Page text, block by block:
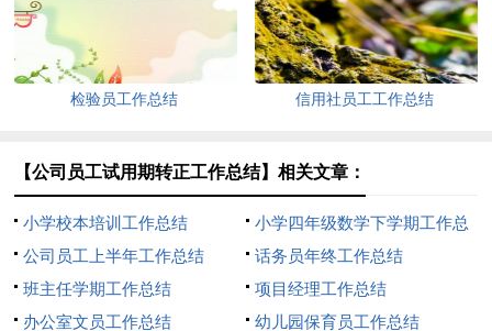
检验员工作总结 信用社员工工作总结
【公司员工试用期转正工作总结】相关文章：
小学校本培训工作总结
小学四年级数学下学期工作总
结
公司员工上半年工作总结
话务员年终工作总结
班主任学期工作总结
项目经理工作总结
办公室文员工作总结
幼儿园保育员工作总结